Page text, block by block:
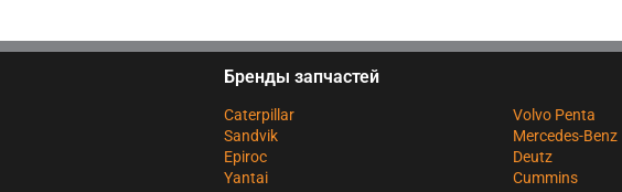
Бренды запчастей
Caterpillar
Sandvik
Epiroc
Yantai
Volvo Penta
Mercedes-Benz
Deutz
Cummins